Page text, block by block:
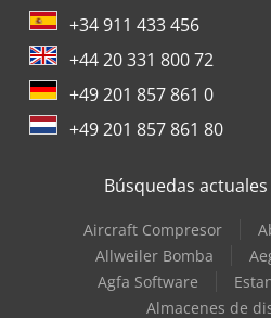
+34 911 433 456
+44 20 331 800 72
+49 201 857 861 0
+49 201 857 861 80
Búsquedas
Aircraft Compresor
Allweiler Bomba
Agfa Software
Almacenes de